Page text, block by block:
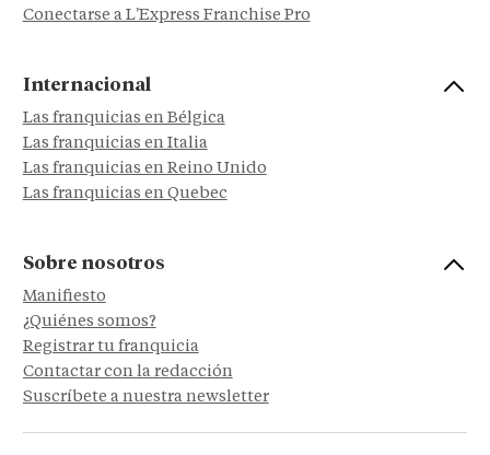
Conectarse a L'Express Franchise Pro
Internacional
Las franquicias en Bélgica
Las franquicias en Italia
Las franquicias en Reino Unido
Las franquicias en Quebec
Sobre nosotros
Manifiesto
¿Quiénes somos?
Registrar tu franquicia
Contactar con la redacción
Suscríbete a nuestra newsletter